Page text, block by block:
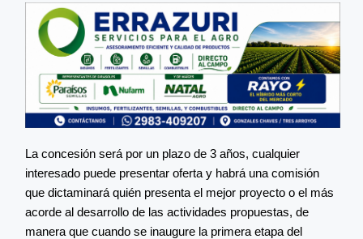
La concesión será por un plazo de 3 años, cualquier
interesado puede presentar oferta y habrá una comisión
que dictaminará quién presenta el mejor proyecto o el más
acorde al desarrollo de las actividades propuestas, de
manera que cuando se inaugure la primera etapa del